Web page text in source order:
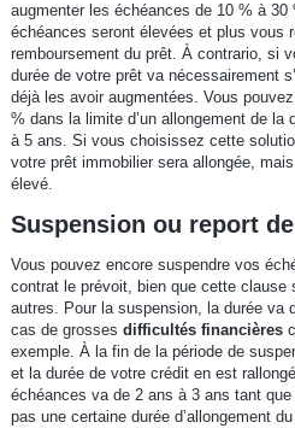
augmenter les échéances de 10 % à
échéances seront élevées et plus vous
remboursement du prêt. À contrario, si
durée de votre prêt va nécessairement
déjà les avoir augmentées. Vous
% dans la limite d’un allongement de la
à 5 ans. Si vous choisissez cette
votre prêt immobilier sera allongée,
élevé.
Suspension ou report
Vous pouvez encore suspendre vos
contrat le prévoit, bien que cette clause
autres. Pour la suspension, la durée va
cas de grosses difficultés financières
exemple. À la fin de la période de
et la durée de votre crédit en est
échéances va de 2 ans à 3 ans tant
pas une certaine durée d’allongement